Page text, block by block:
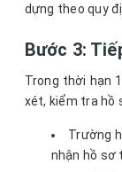
dựng theo quy
Bước 3:
Trong thời hạn
xét, kiểm tra hồ
Trường
nhận hồ sơ